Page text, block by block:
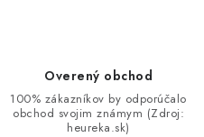
Overený obchod
100% zákazníkov by odporúčalo
obchod svojim známym (Zdroj:
heureka.sk)